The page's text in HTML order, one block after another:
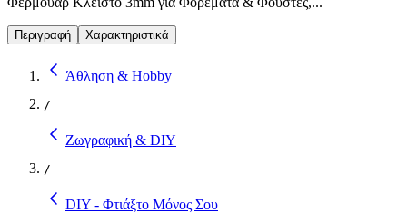
Περιγραφή Χαρακτηριστικά
Άθληση & Hobby
/
Ζωγραφική & DIY
/
DIY - Φτιάξτο Μόνος Σου